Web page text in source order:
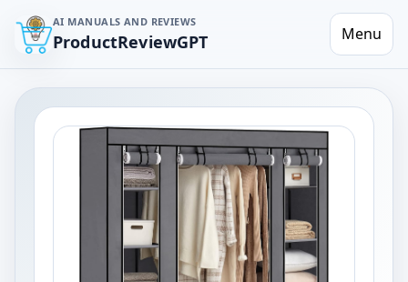
AI MANUALS AND REVIEWS
ProductReviewGPT Menu